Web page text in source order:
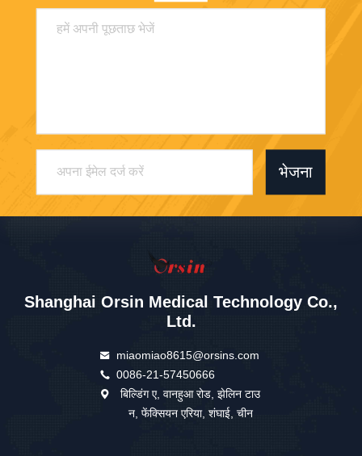
भेजना
Shanghai Orsin Medical Technology Co.,
Ltd.
miaomiao8615@orsins.com
0086-21-57450666
बिल्डिंग ए, वानहुआ रोड, झेलिन टाउ
न, फेंक्सियन एरिया, शंघाई, चीन